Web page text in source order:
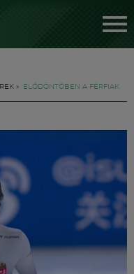
»
ELŐDÖNTŐBEN A FÉRFIAK